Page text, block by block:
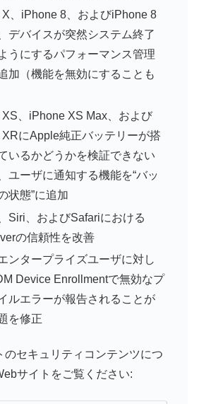
、iPhone 8、およびiPhone 8
デバイスが突然システム終了
うにするパフォーマンス管理
加（機能を無効にすることも
、iPhone XS Max、および
にApple純正バッテリーが搭
いるかどうかを検証できない
ユーザに通知する機能を“バッ
状態”に追加
Siri、およびSafariにおける
の信頼性を改善
ンタープライズユーザに対し
Device Enrollmentで無効なプ
ルエラーが報告されることが
を修正
のセキュリティコンテンツにつ
サイトをご覧ください: